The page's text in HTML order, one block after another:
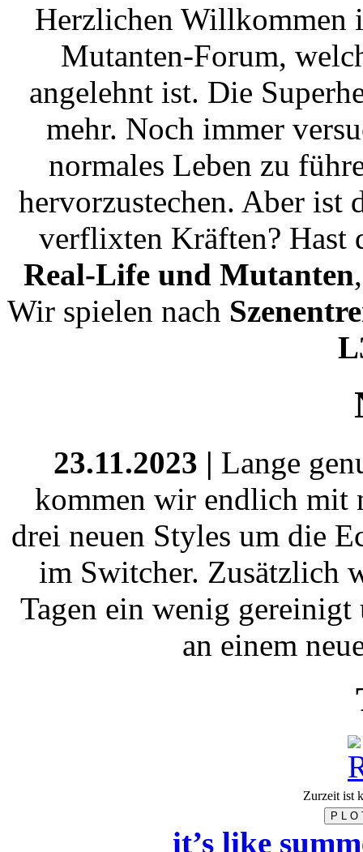
Herzlichen Willkommen
Mutanten-Forum,
angelehnt ist. Die
mehr. Noch immer
normales Leben zu
hervorzustechen. Aber
verflixten Kräften? Hast
Real-Life und Mutanten
Wir spielen nach
23.11.2023 | Lange
kommen wir endlich mit
drei neuen Styles um die
im Switcher. Zusätzlich
Tagen ein wenig
an einem
Zurzeit ist
P L O
it’s like